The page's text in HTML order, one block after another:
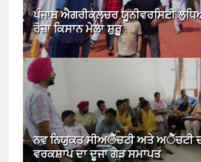
ਪੰਜਾਬ ਐਗਰੀਕਲਚਰ ਯੂਨੀਵਰਸਿਟੀ
ਰੋਜ਼ਾ ਕਿਸਾਨ ਮੇਲਾ ਸ਼ੁਰੂ
ਨਵ ਨਿਯੁਕਤ ਸੀਅੈੱਚਟੀ ਅਤੇ ਅੈੱਚਟੀ
ਵਰਕਸ਼ਾਪ ਦਾ ਦੂਜਾ ਗੇੜ ਸਮਾਪਤ